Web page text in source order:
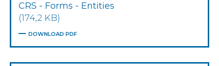
CRS - Forms - Entities
(174,2 KB)
DOWNLOAD PDF